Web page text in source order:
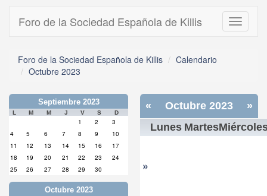
Toggle
Foro de la Sociedad Española de Killis
Foro de la Sociedad Española de Killis
Calendario
Octubre 2023
Septiembre 2023
L M M J V S D
1 2
3
4
5 6 7 8 9
10
11
12 13 14 15 16
17
18
19 20 21 22 23
24
25
26 27 28 29 30
Octubre 2023
« »
Octubre 2023
Lunes Martes
»